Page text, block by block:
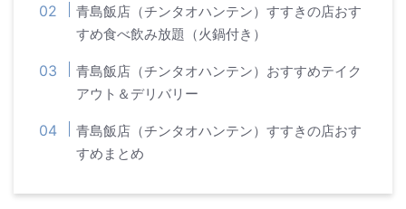
青島飯店（チンタオハンテン）すすきの店おす
すめ食べ飲み放題（火鍋付き）
青島飯店（チンタオハンテン）おすすめテイク
アウト＆デリバリー
青島飯店（チンタオハンテン）すすきの店おす
すめまとめ